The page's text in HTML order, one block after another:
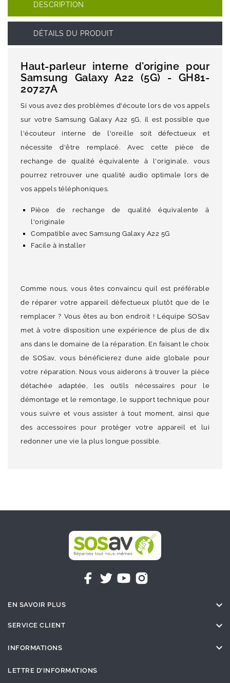
DESCRIPTION
DÉTAILS DU PRODUIT
Haut-parleur interne d'origine pour
Samsung Galaxy A22 (5G) - GH81-
20727A
Si vous avez des problèmes d'écoute lors de vos appels
sur votre Samsung Galaxy A22 5G, il est possible que
l'écouteur interne de l'oreille soit défectueux et
nécessite d'être remplacé. Avec cette pièce de
rechange de qualité équivalente à l'originale, vous
pourrez retrouver une qualité audio optimale lors de
vos appels téléphoniques.
Pièce de rechange de qualité équivalente à
l'originale
Compatible avec Samsung Galaxy A22 5G
Facile à installer
Comme nous, vous êtes convaincu quil est préférable
de réparer votre appareil défectueux plutôt que de le
remplacer ? Vous êtes au bon endroit ! Léquipe SOSav
met à votre disposition une expérience de plus de dix
ans dans le domaine de la réparation. En faisant le choix
de SOSav, vous bénéficierez dune aide globale pour
votre réparation. Nous vous aiderons à trouver la pièce
détachée adaptée, les outils nécessaires pour le
démontage et le remontage, le support technique pour
vous suivre et vous assister à tout moment, ainsi que
des accessoires pour protéger votre appareil et lui
redonner une vie la plus longue possible.
EN SAVOIR PLUS 
SERVICE CLIENT 
INFORMATIONS 
LETTRE D'INFORMATIONS